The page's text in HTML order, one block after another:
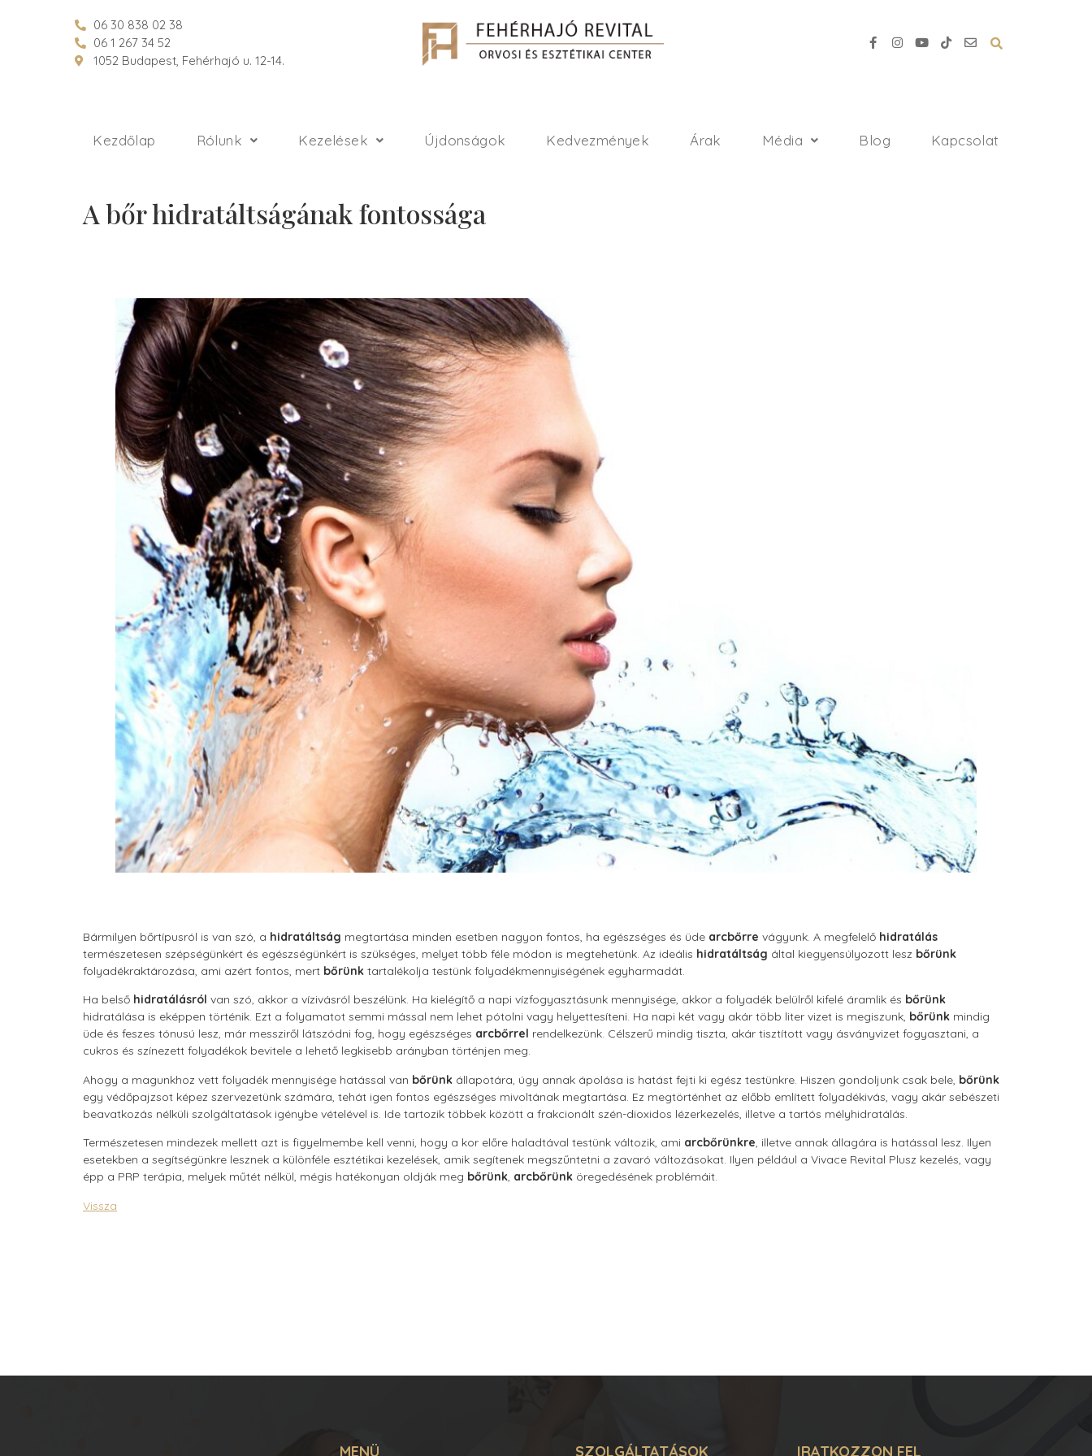
06 30 838 02 38
06 1 267 34 52
1052 Budapest, Fehérhajó u. 12-14.
Kezdőlap Rólunk Kezelések Újdonságok Kedvezmények Árak Média Blog Kapcsolat
A bőr hidratáltságának fontossága
Bármilyen bőrtípusról is van szó, a hidratáltság megtartása minden esetben nagyon fontos, ha egészséges és üde arcbőrre vágyunk. A megfelelő hidratálás
természetesen szépségünkért és egészségünkért is szükséges, melyet több féle módon is megtehetünk. Az ideális hidratáltság által kiegyensúlyozott lesz bőrünk
folyadékraktározása, ami azért fontos, mert bőrünk tartalékolja testünk folyadékmennyiségének egyharmadát.
Ha belső hidratálásról van szó, akkor a vízivásról beszélünk. Ha kielégítő a napi vízfogyasztásunk mennyisége, akkor a folyadék belülről kifelé áramlik és bőrünk
hidratálása is eképpen történik. Ezt a folyamatot semmi mással nem lehet pótolni vagy helyettesíteni. Ha napi két vagy akár több liter vizet is megiszunk, bőrünk mindig
üde és feszes tónusú lesz, már messziről látszódni fog, hogy egészséges arcbőrrel rendelkezünk. Célszerű mindig tiszta, akár tisztított vagy ásványvizet fogyasztani, a
cukros és színezett folyadékok bevitele a lehető legkisebb arányban történjen meg.
Ahogy a magunkhoz vett folyadék mennyisége hatással van bőrünk állapotára, úgy annak ápolása is hatást fejti ki egész testünkre. Hiszen gondoljunk csak bele, bőrünk
egy védőpajzsot képez szervezetünk számára, tehát igen fontos egészséges mivoltának megtartása. Ez megtörténhet az előbb említett folyadékivás, vagy akár sebészeti
beavatkozás nélküli szolgáltatások igénybe vételével is. Ide tartozik többek között a frakcionált szén-dioxidos lézerkezelés, illetve a tartós mélyhidratálás.
Természetesen mindezek mellett azt is figyelmembe kell venni, hogy a kor előre haladtával testünk változik, ami arcbőrünkre, illetve annak állagára is hatással lesz. Ilyen
esetekben a segítségünkre lesznek a különféle esztétikai kezelések, amik segítenek megszűntetni a zavaró változásokat. Ilyen például a Vivace Revital Plusz kezelés, vagy
épp a PRP terápia, melyek műtét nélkül, mégis hatékonyan oldják meg bőrünk, arcbőrünk öregedésének problémáit.
Vissza
MENÜ SZOLGÁLTATÁSOK IRATKOZZON FEL